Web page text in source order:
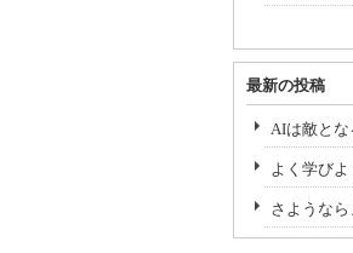
最新の投稿
AIは敵とな
よく学び
さようなら